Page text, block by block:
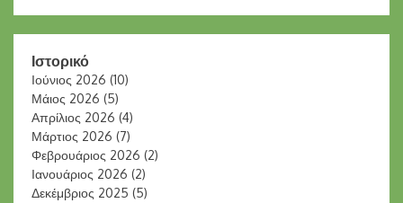
Ιστορικό
Ιούνιος 2026 (10)
Μάιος 2026 (5)
Απρίλιος 2026 (4)
Μάρτιος 2026 (7)
Φεβρουάριος 2026 (2)
Ιανουάριος 2026 (2)
Δεκέμβριος 2025 (5)